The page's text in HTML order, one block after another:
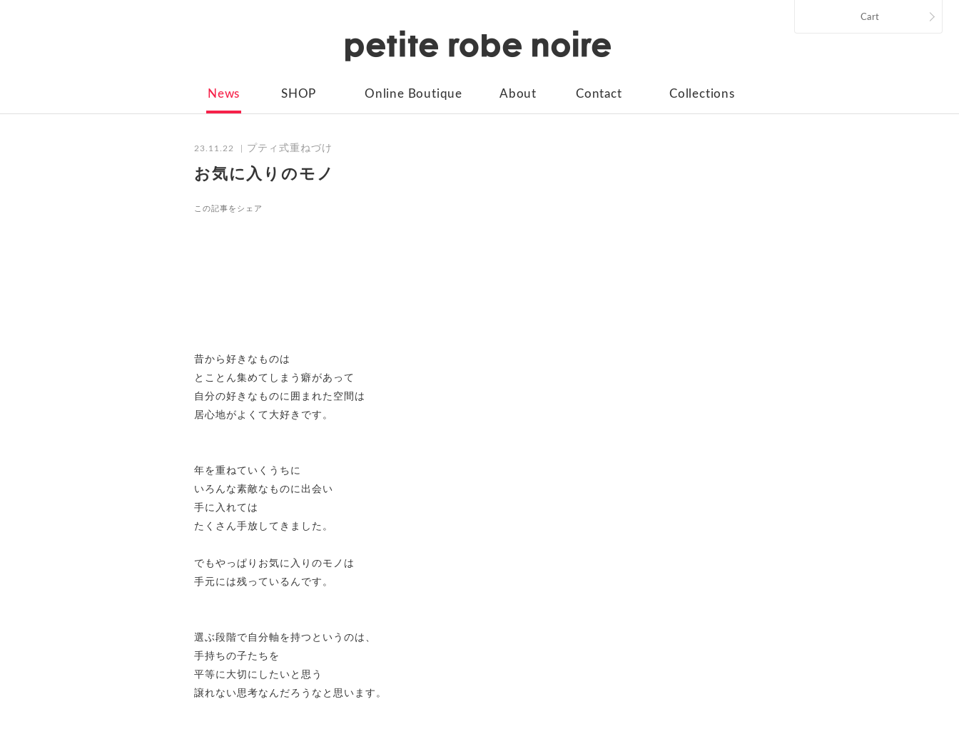
News SHOP Online Boutique About Contact Collections
Cart
23.11.22 プティ式重ねづけ
お気に入りのモノ
この記事をシェア
昔から好きなものは
とことん集めてしまう癖があって
自分の好きなものに囲まれた空間は
居心地がよくて大好きです。
年を重ねていくうちに
いろんな素敵なものに出会い
手に入れては
たくさん手放してきました。
でもやっぱりお気に入りのモノは
手元には残っているんです。
選ぶ段階で自分軸を持つというのは、
手持ちの子たちを
平等に大切にしたいと思う
譲れない思考なんだろうなと思います。